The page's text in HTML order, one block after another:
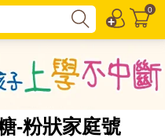
0
-粉狀家庭號